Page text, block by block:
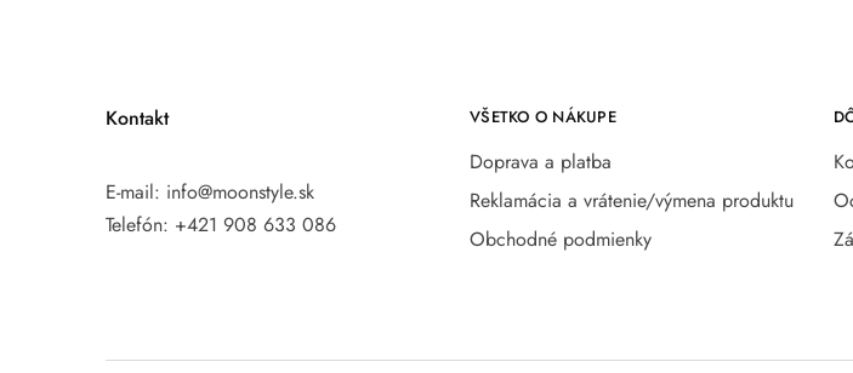
Kontakt
E-mail: info@moonstyle.sk
Telefón: +421 908 633 086
VŠETKO O NÁKUPE
Doprava a platba
Reklamácia a vrátenie/výmena produktu
Obchodné podmienky